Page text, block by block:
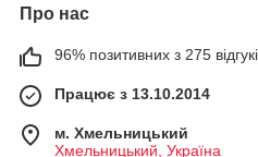
Про нас
96% позитивних з 275
Працює з 13.10.2014
м. Хмельницький
Хмельницький, Україна